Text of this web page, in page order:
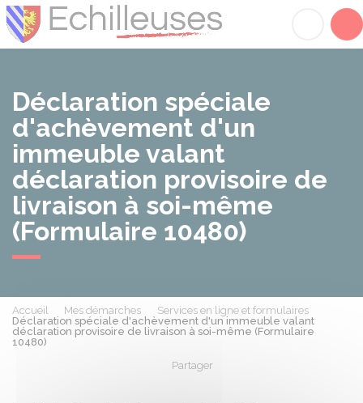
Déclaration spéciale
d'achèvement d'un
immeuble valant
déclaration provisoire de
livraison à soi-même
(Formulaire 10480)
Accueil Mes démarches
Services en ligne et formulaires
Déclaration spéciale d'achèvement d'un immeuble valant
déclaration provisoire de livraison à soi-même (Formulaire
10480)
Partager